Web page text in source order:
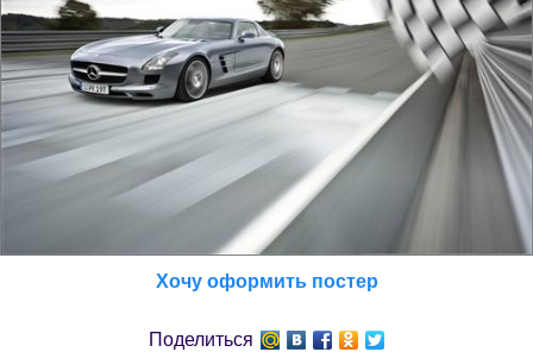
Хочу оформить постер
Поделиться